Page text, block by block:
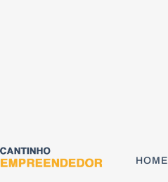
HOME